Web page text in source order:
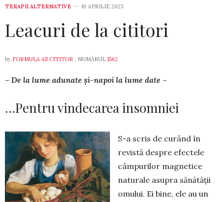
TERAPII ALTERNATIVE 10 APRILIE 2023
Leacuri de la cititori
by FORMULA AS CITITOR , NUMĂRUL 1562
– De la lume adunate și-napoi la lume date –
…Pentru vindecarea insomniei
S-a scris de curând în
revistă despre efectele
câm­purilor mag­netice
naturale asupra sănătății
omu­lui. Ei bine, ele au un